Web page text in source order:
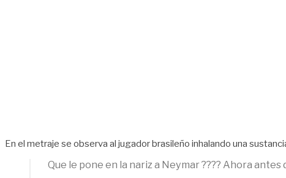
En el metraje se observa al jugador brasileño inhalando una
Que le pone en la nariz a Neymar ???? Ahora